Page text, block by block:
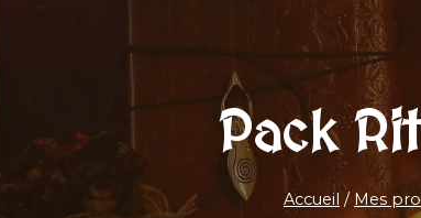
Pack
Accueil / Mes